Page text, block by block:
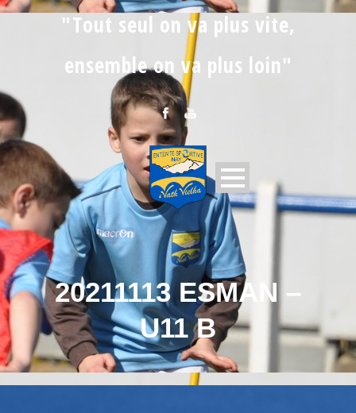
"Tout seul on va plus vite,
ensemble on va plus loin"
20211113 ESMAN –
U11 B